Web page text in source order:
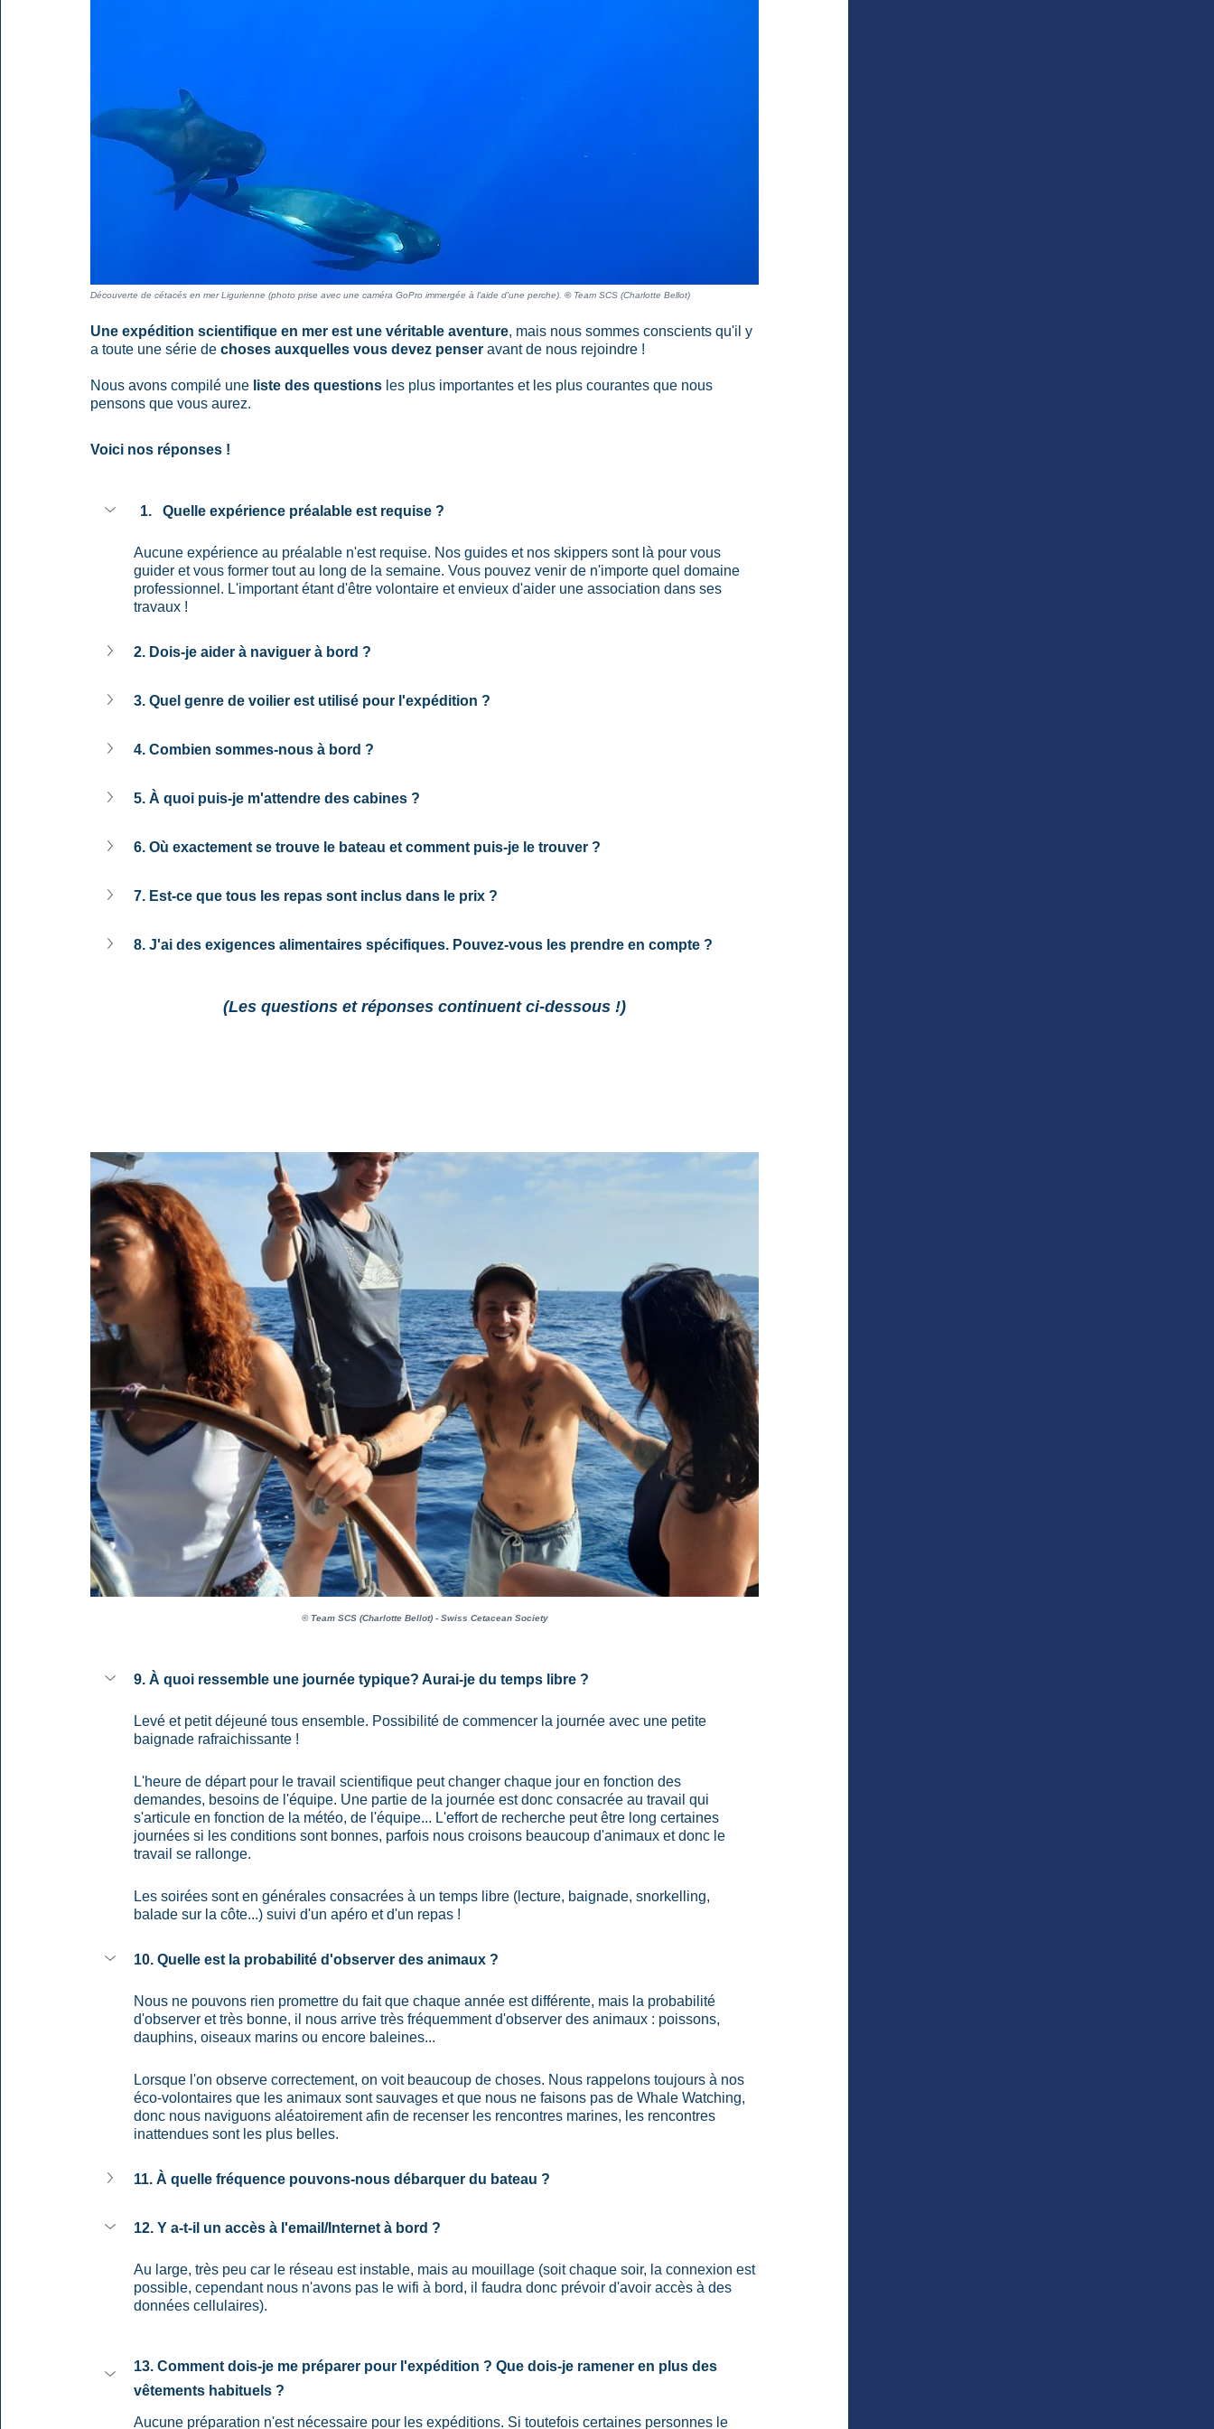
Découverte de cétacés en mer Ligurienne (photo prise avec une caméra GoPro immergée à l'aide d'une perche). © Team SCS (Charlotte Bellot)
Une expédition scientifique en mer est une véritable aventure, mais nous sommes conscients qu'il y
a toute une série de choses auxquelles vous devez penser avant de nous rejoindre !
Nous avons compilé une liste des questions les plus importantes et les plus courantes que nous
pensons que vous aurez.
Voici nos réponses !
Quelle expérience préalable est requise ?
Aucune expérience au préalable n'est requise. Nos guides et nos skippers sont là pour vous
guider et vous former tout au long de la semaine. Vous pouvez venir de n'importe quel domaine
professionnel. L'important étant d'être volontaire et envieux d'aider une association dans ses
travaux !
2. Dois-je aider à naviguer à bord ?
3. Quel genre de voilier est utilisé pour l'expédition ?
4. Combien sommes-nous à bord ?
5. À quoi puis-je m'attendre des cabines ?
6. Où exactement se trouve le bateau et comment puis-je le trouver ?
7. Est-ce que tous les repas sont inclus dans le prix ?
8. J'ai des exigences alimentaires spécifiques. Pouvez-vous les prendre en compte ?
(Les questions et réponses continuent ci-dessous !)
© Team SCS (Charlotte Bellot) - Swiss Cetacean Society
9. À quoi ressemble une journée typique? Aurai-je du temps libre ?
Levé et petit déjeuné tous ensemble. Possibilité de commencer la journée avec une petite
baignade rafraichissante !
L'heure de départ pour le travail scientifique peut changer chaque jour en fonction des
demandes, besoins de l'équipe. Une partie de la journée est donc consacrée au travail qui
s'articule en fonction de la météo, de l'équipe... L'effort de recherche peut être long certaines
journées si les conditions sont bonnes, parfois nous croisons beaucoup d'animaux et donc le
travail se rallonge.
Les soirées sont en générales consacrées à un temps libre (lecture, baignade, snorkelling,
balade sur la côte...) suivi d'un apéro et d'un repas !
10. Quelle est la probabilité d'observer des animaux ?
Nous ne pouvons rien promettre du fait que chaque année est différente, mais la probabilité
d'observer et très bonne, il nous arrive très fréquemment d'observer des animaux : poissons,
dauphins, oiseaux marins ou encore baleines...
Lorsque l'on observe correctement, on voit beaucoup de choses. Nous rappelons toujours à nos
éco-volontaires que les animaux sont sauvages et que nous ne faisons pas de Whale Watching,
donc nous naviguons aléatoirement afin de recenser les rencontres marines, les rencontres
inattendues sont les plus belles.
11. À quelle fréquence pouvons-nous débarquer du bateau ?
12. Y a-t-il un accès à l'email/Internet à bord ?
Au large, très peu car le réseau est instable, mais au mouillage (soit chaque soir, la connexion est
possible, cependant nous n'avons pas le wifi à bord, il faudra donc prévoir d'avoir accès à des
données cellulaires).
13. Comment dois-je me préparer pour l'expédition ? Que dois-je ramener en plus des
vêtements habituels ?
Aucune préparation n'est nécessaire pour les expéditions. Si toutefois certaines personnes le